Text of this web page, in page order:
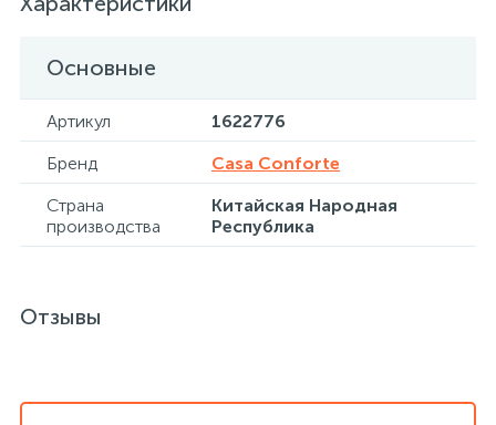
Основные
Артикул
1622776
Бренд
Casa Conforte
Страна
производства
Китайская Народная
Республика
Отзывы
Хлорсодержащие средства
Экспресс-контроль концентрации
дезсредств
Почтовые ящики
Приставки к столам
Пюпитры